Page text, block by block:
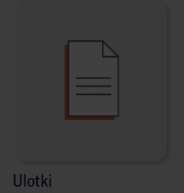
Ulotki